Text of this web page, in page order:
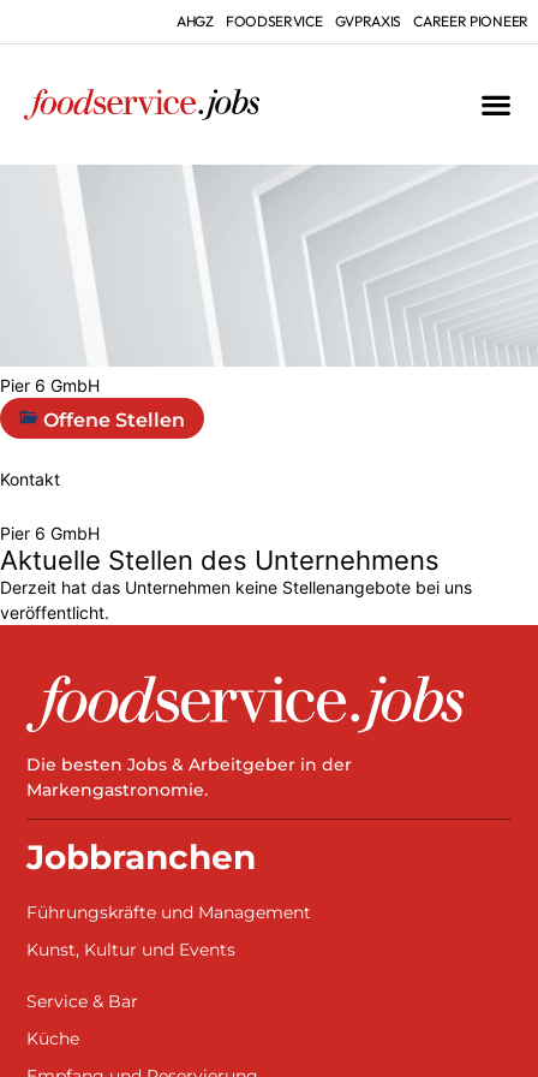
AHGZ FOODSERVICE GVPRAXIS CAREER PIONEER
Pier 6 GmbH
Offene Stellen
Kontakt
Pier 6 GmbH
Aktuelle Stellen des Unternehmens
Derzeit hat das Unternehmen keine Stellenangebote bei uns
veröffentlicht.
Die besten Jobs & Arbeitgeber in der
Markengastronomie.
Jobbranchen
Führungskräfte und Management
Kunst, Kultur und Events
Service & Bar
Küche